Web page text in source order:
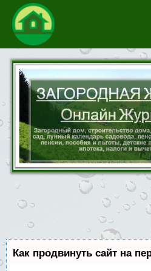
Как продвинуть сайт на